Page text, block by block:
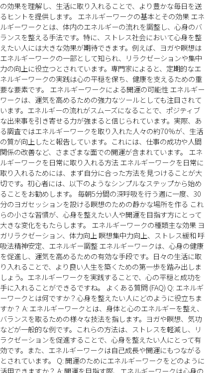
の効果を理解し、生活に取り入れることで、より豊かな毎日を送
るヒントを提供します。 エネルギーワークの基本とその効果 エネ
ルギーワークとは、体内のエネルギーの流れを調整し、心身のバ
ランスを整える手法です。特に、ストレス社会において心身を整
えたい人には大きな効果が期待できます。例えば、ヨガや瞑想は
エネルギーワークの一部として知られ、リラクゼーションや集中
力の向上に役立つとされています。専門家によると、定期的なエ
ネルギーワークの実践は心の平穏を保ち、健康を支えるための重
要な要素です。 エネルギーワークによる開運の可能性 エネルギー
ワークは、運気を高めるための強力なツールとしても注目されて
います。エネルギーの流れがスムーズになることで、ポジティブ
な出来事を引き寄せる力が強まると信じられています。実際、あ
る調査ではエネルギーワークを取り入れた人々の約70%が、生活
の質が向上したと報告しています。これには、仕事の成功や人間
関係の改善など、さまざまな面での開運が含まれています。 エネ
ルギーワークを日常に取り入れる方法 エネルギーワークを日常に
取り入れるためには、まず自分に合った方法を見つけることが大
切です。初心者には、以下のようなシンプルなステップから始め
ることをお勧めします。 毎朝5分間の深呼吸を行う週に一度、30
分のヨガセッションを設ける瞑想のための静かな場所を作る これ
らの小さな習慣が、心身を整えたい人や開運を目指す方にとって
大きな変化をもたらします。 エネルギーワークの種類主な効果 ヨ
ガリラクゼーション、体力向上 瞑想集中力向上、ストレス緩和 呼
吸法精神安定、エネルギー調整 エネルギーワークは、心身の健康
を促進し、運気を高めるための有効な手段です。日々の生活に取
り入れることで、より良い人生を築くための第一歩を踏み出しま
しょう。エネルギーワークを実践することで、心の平穏と成功を
手に入れることができるですね。 よくある質問 (FAQ) Q: エネルギ
ーワークとは何ですか？心身を整えたい人にどのように役立ちま
すか？ A: エネルギーワークとは、身体と心のエネルギーを整え、
バランスを取るための様々な技法を指します。ヨガや瞑想、気功
などが一般的な例です。これらの方法は、ストレスを軽減し、リ
ラクゼーションを促進することで、心身を整えたい人にとって有
効です。また、エネルギーワークは自己成長や開運にもつながる
とされています。 Q: 開運のためにエネルギーワークをどのように